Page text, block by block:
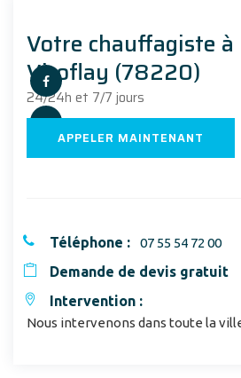
Votre chauffagiste à
Viroflay (78220)
24/24h et 7/7 jours
APPELER MAINTENANT
Téléphone : 07 55 54 72 00
Demande de devis gratuit
Intervention :
Nous intervenons dans toute la